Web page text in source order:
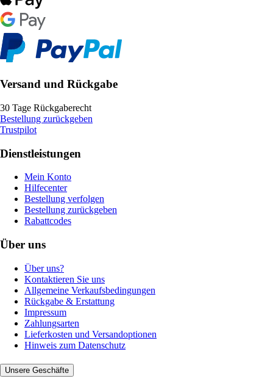
Versand und Rückgabe
30 Tage Rückgaberecht
Bestellung zurückgeben
Trustpilot
Dienstleistungen
Mein Konto
Hilfecenter
Bestellung verfolgen
Bestellung zurückgeben
Rabattcodes
Über uns
Über uns?
Kontaktieren Sie uns
Allgemeine Verkaufsbedingungen
Rückgabe & Erstattung
Impressum
Zahlungsarten
Lieferkosten und Versandoptionen
Hinweis zum Datenschutz
Unsere Geschäfte